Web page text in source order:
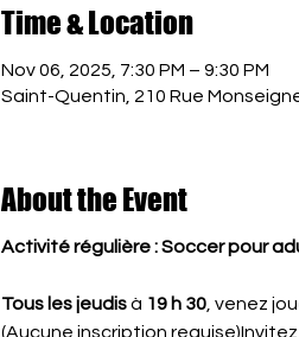
Time & Location
Nov 06, 2025, 7:30 PM – 9:30 PM
Saint-Quentin, 210 Rue
About the Event
Activité régulière : Soccer pour
Tous les jeudis à 19 h 30, venez
(Aucune inscription